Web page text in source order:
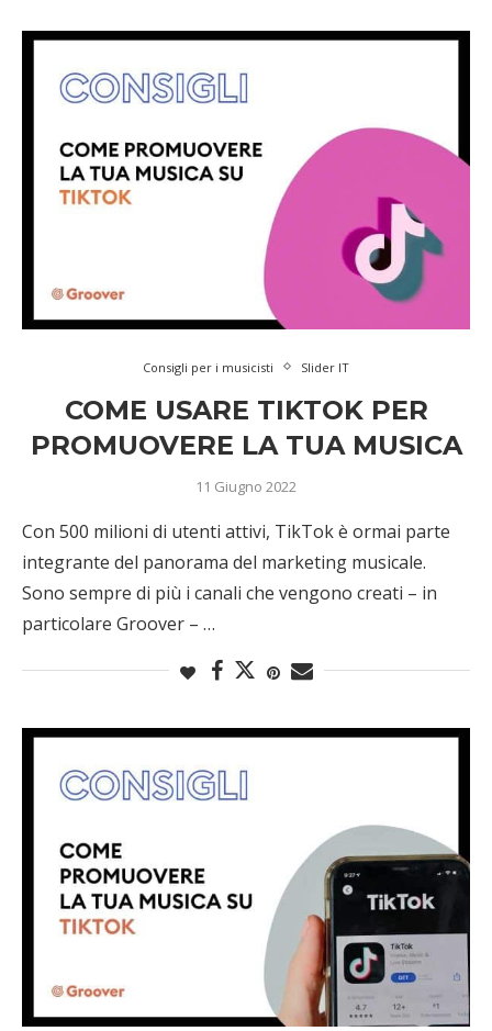
Consigli per i musicisti Slider IT
COME USARE TIKTOK PER
PROMUOVERE LA TUA MUSICA
11 Giugno 2022
Con 500 milioni di utenti attivi, TikTok è ormai parte
integrante del panorama del marketing musicale.
Sono sempre di più i canali che vengono creati – in
particolare Groover – …